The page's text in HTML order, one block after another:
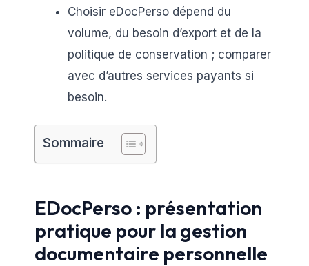
Choisir eDocPerso dépend du
volume, du besoin d’export et de la
politique de conservation ; comparer
avec d’autres services payants si
besoin.
Sommaire
EDocPerso : présentation
pratique pour la gestion
documentaire personnelle